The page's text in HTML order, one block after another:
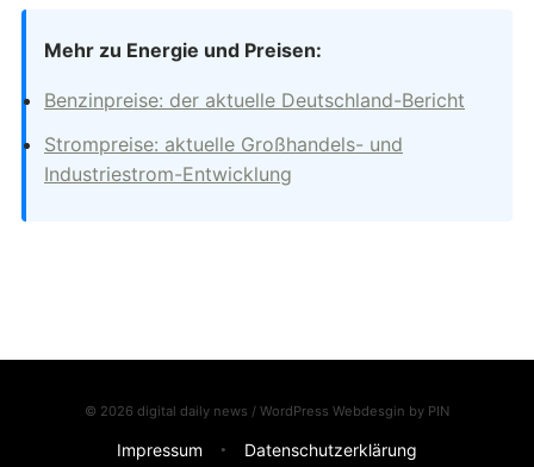
Mehr zu Energie und Preisen:
Benzinpreise: der aktuelle Deutschland-Bericht
Strompreise: aktuelle Großhandels- und
Industriestrom-Entwicklung
© 2026 digital daily news / WordPress Webdesgin by PIN
Impressum
Datenschutzerklärung